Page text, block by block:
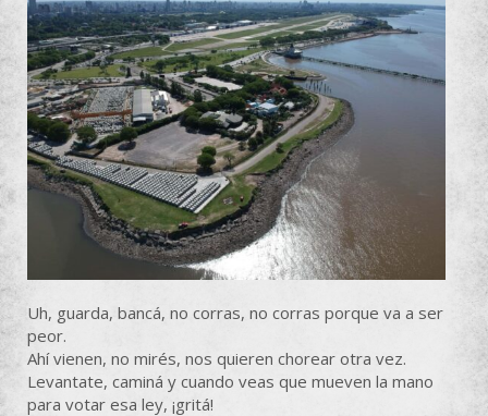
Uh, guarda, bancá, no corras, no corras porque va a ser
peor.
Ahí vienen, no mirés, nos quieren chorear otra vez.
Levantate, caminá y cuando veas que mueven la mano
para votar esa ley, ¡gritá!